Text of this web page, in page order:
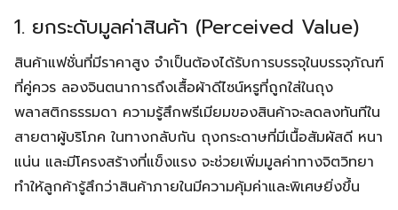
1. ยกระดับมูลค่าสินค้า (Perceived Value)
สินค้าแฟชั่นที่มีราคาสูง จำเป็นต้องได้รับการบรรจุในบรรจุภัณฑ์
ที่คู่ควร ลองจินตนาการถึงเสื้อผ้าดีไซน์หรูที่ถูกใส่ในถุง
พลาสติกธรรมดา ความรู้สึกพรีเมียมของสินค้าจะลดลงทันทีใน
สายตาผู้บริโภค ในทางกลับกัน ถุงกระดาษที่มีเนื้อสัมผัสดี หนา
แน่น และมีโครงสร้างที่แข็งแรง จะช่วยเพิ่มมูลค่าทางจิตวิทยา
ทำให้ลูกค้ารู้สึกว่าสินค้าภายในมีความคุ้มค่าและพิเศษยิ่งขึ้น